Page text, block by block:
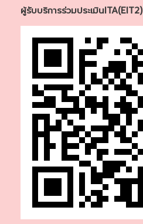
ผู้รับบริการร่วมประเมินITA(EIT2)